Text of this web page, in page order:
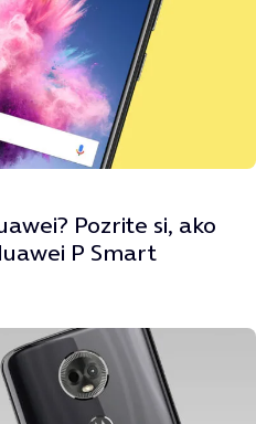
Pozrite si, ako
P Smart